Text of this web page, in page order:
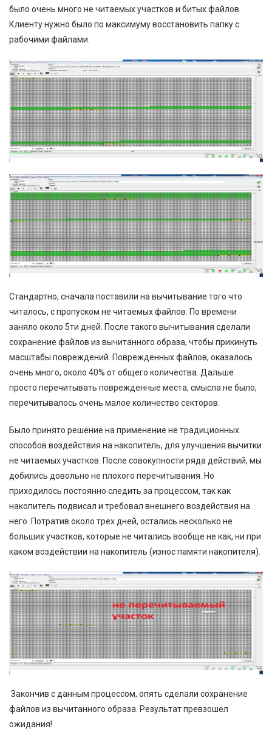
было очень много не читаемых участков и битых файлов.
Клиенту нужно было по максимуму восстановить папку с
рабочими файлами.
Стандартно, сначала поставили на вычитывание того что
читалось, с пропуском не читаемых файлов. По времени
заняло около 5ти дней. После такого вычитывания сделали
сохранение файлов из вычитанного образа, чтобы прикинуть
масштабы повреждений. Поврежденных файлов, оказалось
очень много, около 40% от общего количества. Дальше
просто перечитывать поврежденные места, смысла не было,
перечитывалось очень малое количество секторов.
Было принято решение на применение не традиционных
способов воздействия на накопитель, для улучшения вычитки
не читаемых участков. После совокупности ряда действий, мы
добились довольно не плохого перечитывания. Но
приходилось постоянно следить за процессом, так как
накопитель подвисал и требовал внешнего воздействия на
него. Потратив около трех дней, остались несколько не
больших участков, которые не читались вообще не как, ни при
каком воздействии на накопитель (износ памяти накопителя).
Закончив с данным процессом, опять сделали сохранение
файлов из вычитанного образа. Результат превзошел
ожидания!